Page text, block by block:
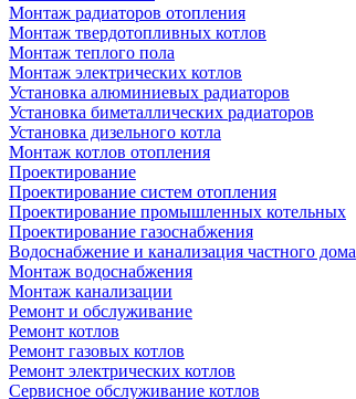
Монтаж радиаторов отопления
Монтаж твердотопливных котлов
Монтаж теплого пола
Монтаж электрических котлов
Установка алюминиевых радиаторов
Установка биметаллических радиаторов
Установка дизельного котла
Монтаж котлов отопления
Проектирование
Проектирование систем отопления
Проектирование промышленных котельных
Проектирование газоснабжения
Водоснабжение и канализация частного дома
Монтаж водоснабжения
Монтаж канализации
Ремонт и обслуживание
Ремонт котлов
Ремонт газовых котлов
Ремонт электрических котлов
Сервисное обслуживание котлов